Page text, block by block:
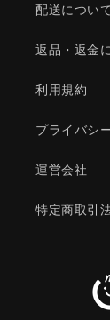
配送について
返品・返金
利用規約
プライバシ
運営会社
特定商取引